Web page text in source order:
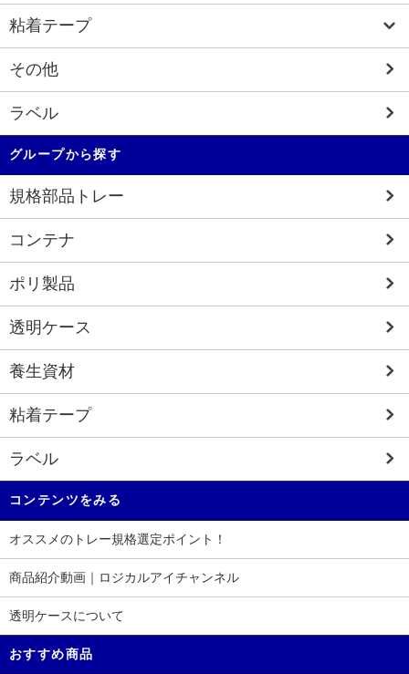
粘着テープ
その他
ラベル
グループから探す
規格部品トレー
コンテナ
ポリ製品
透明ケース
養生資材
粘着テープ
ラベル
コンテンツをみる
オススメのトレー規格選定ポイント！
商品紹介動画｜ロジカルアイチャンネル
透明ケースについて
おすすめ商品